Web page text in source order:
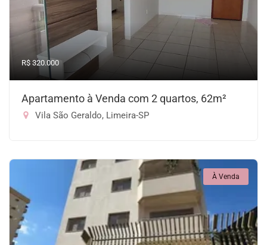
R$ 320.000
Apartamento à Venda com 2 quartos, 62m²
Vila São Geraldo, Limeira-SP
À Venda